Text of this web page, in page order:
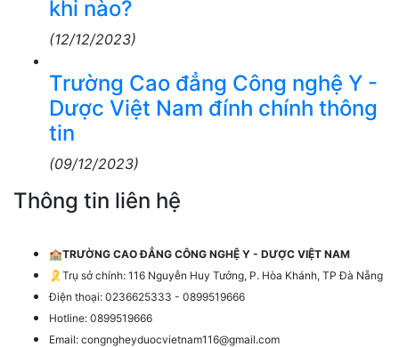
khi nào?
(12/12/2023)
Trường Cao đẳng Công nghệ Y -
Dược Việt Nam đính chính thông
tin
(09/12/2023)
Thông tin liên hệ
🏫TRƯỜNG CAO ĐẲNG CÔNG NGHỆ Y - DƯỢC VIỆT NAM
🎗️Trụ sở chính: 116 Nguyễn Huy Tưởng, P. Hòa Khánh, TP Đà Nẵng
Điện thoại: 0236625333 - 0899519666
Hotline: 0899519666
Email: congngheyduocvietnam116@gmail.com